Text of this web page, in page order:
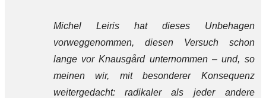
Michel Leiris hat dieses Unbehagen
vorweggenommen, diesen Versuch schon
lange vor Knausgård unternommen – und, so
meinen wir, mit besonderer Konsequenz
weitergedacht: radikaler als jeder andere